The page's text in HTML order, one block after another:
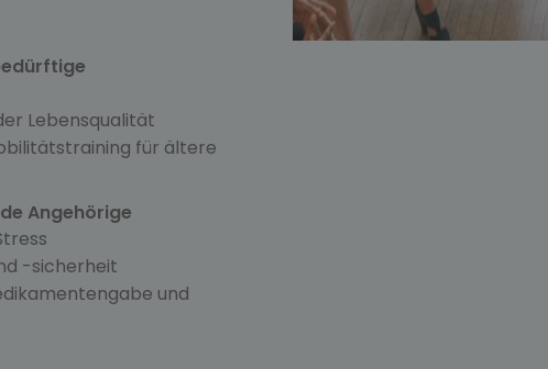
Lebensqualität
für ältere
Angehörige
-sicherheit
und